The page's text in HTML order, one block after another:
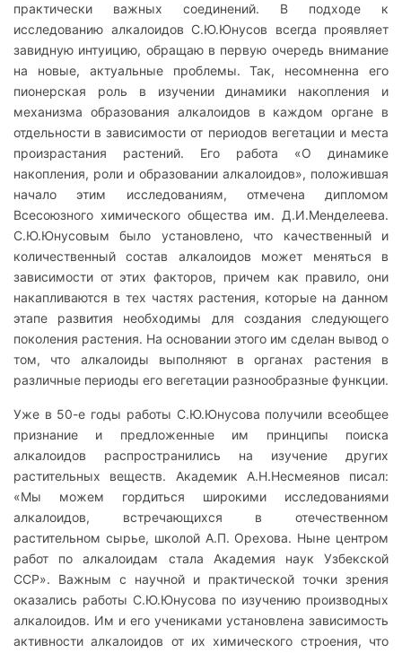
практически важных соединений. В подходе к
исследованию алкалоидов С.Ю.Юнусов всегда проявляет
завидную интуицию, обращаю в первую очередь внимание
на новые, актуальные проблемы. Так, несомненна его
пионерская роль в изучении динамики накопления и
механизма образования алкалоидов в каждом органе в
отдельности в зависимости от периодов вегетации и места
произрастания растений. Его работа «О динамике
накопления, роли и образовании алкалоидов», положившая
начало этим исследованиям, отмечена дипломом
Всесоюзного химического общества им. Д.И.Менделеева.
С.Ю.Юнусовым было установлено, что качественный и
количественный состав алкалоидов может меняться в
зависимости от этих факторов, причем как правило, они
накапливаются в тех частях растения, которые на данном
этапе развития необходимы для создания следующего
поколения растения. На основании этого им сделан вывод о
том, что алкалоиды выполняют в органах растения в
различные периоды его вегетации разнообразные функции.
Уже в 50-е годы работы С.Ю.Юнусова получили всеобщее
признание и предложенные им принципы поиска
алкалоидов распространились на изучение других
растительных веществ. Академик А.Н.Несмеянов писал:
«Мы можем гордиться широкими исследованиями
алкалоидов, встречающихся в отечественном
растительном сырье, школой А.П. Орехова. Ныне центром
работ по алкалоидам стала Академия наук Узбекской
ССР». Важным с научной и практической точки зрения
оказались работы С.Ю.Юнусова по изучению производных
алкалоидов. Им и его учениками установлена зависимость
активности алкалоидов от их химического строения, что